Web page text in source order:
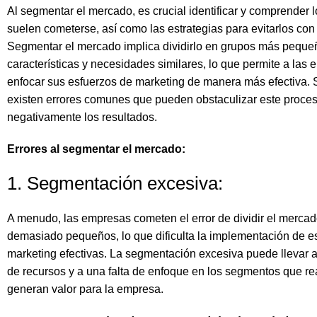
Al segmentar el mercado, es crucial identificar y comprender
suelen cometerse, así como las estrategias para evitarlos
Segmentar el mercado implica dividirlo en grupos más
características y necesidades similares, lo que permite a las
enfocar sus esfuerzos de marketing de manera más efectiva.
existen errores comunes que pueden obstaculizar este
negativamente los resultados.
Errores al segmentar el mercado:
1. Segmentación excesiva:
A menudo, las empresas cometen el error de dividir el
demasiado pequeños, lo que dificulta la implementación de
marketing efectivas. La segmentación excesiva puede llevar
de recursos y a una falta de enfoque en los segmentos que
generan valor para la empresa.